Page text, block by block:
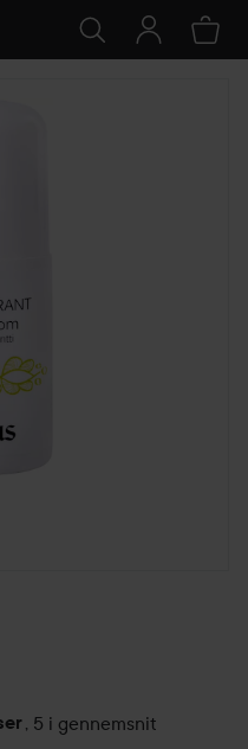
, 5 i gennemsnit